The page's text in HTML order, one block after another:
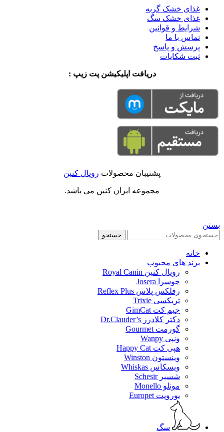
غذای خشک گربه
غذای خشک سگ
شرایط و قوانین
تماس با ما
پرسش و پاسخ
ثبت شکایات
دریافت اپلیکیشن پت زیپ :
پشتیبان محصولات رویال کنین
مجموعه ایران کنین می باشد.
بستن
جستجو
خانه
برند های محبوب
رویال کنین Royal Canin
جوسرا Josera
رفلکس پلاس Reflex Plus
تریکسی Trixie
جیم کت GimCat
دکتر کلادرز Dr.Clauder’s
گورمت Gourmet
ونپی Wanpy
هپی کت Happy Cat
وینستون Winston
ویسکاس Whiskas
شسیر Schesir
مونلو Monello
یوروپت Europet
سگ